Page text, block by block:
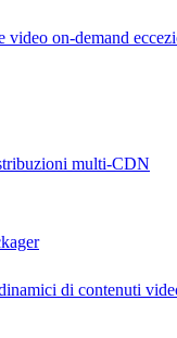
video on-demand
multi-CDN
di contenuti